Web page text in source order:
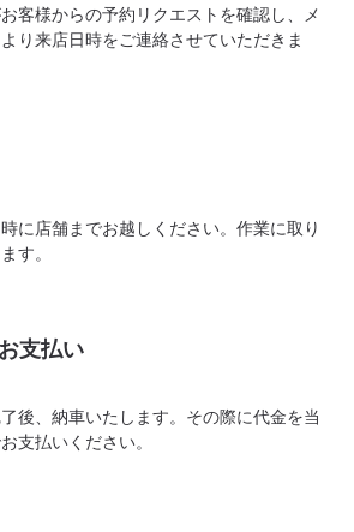
客様からの予約リクエストを確認し、メ
り来店日時をご連絡させていただきま
に店舗までお越しください。作業に取り
す。
支払い
後、納車いたします。その際に代金を当
支払いください。